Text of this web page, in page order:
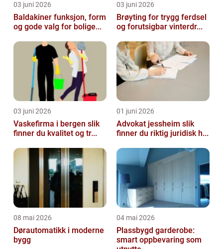
03 juni 2026
Baldakiner funksjon, form
og gode valg for bolige...
03 juni 2026
Brøyting for trygg ferdsel
og forutsigbar vinterdr...
03 juni 2026
Vaskefirma i bergen slik
finner du kvalitet og tr...
01 juni 2026
Advokat jessheim slik
finner du riktig juridisk h...
08 mai 2026
Dørautomatikk i moderne
bygg
04 mai 2026
Plassbygd garderobe:
smart oppbevaring som